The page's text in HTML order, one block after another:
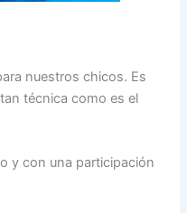
nuestros chicos. Es
técnica como es el
y con una participación